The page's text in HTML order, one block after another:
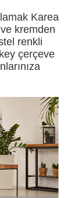
Karea
kremden
renkli
çerçeve